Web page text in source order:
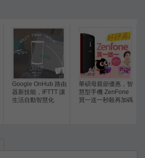
Google OnHub 路由
器新技能，IFTTT 讓
生活自動智慧化
華碩母親節優惠，智
慧型手機 ZenFone
買一送一秒殺再加碼